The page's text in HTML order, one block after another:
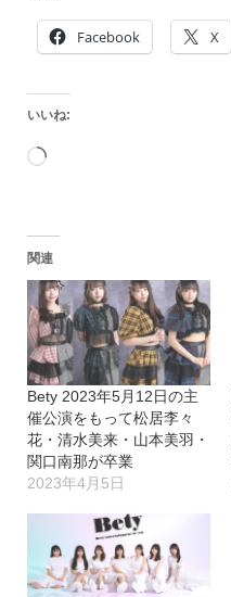
Facebook X
いいね:
読
込
み
中…
関連
Bety 2023年5月12日の主
催公演をもって松居李々
花・清水美来・山本美羽・
関口南那が卒業
2023年4月5日